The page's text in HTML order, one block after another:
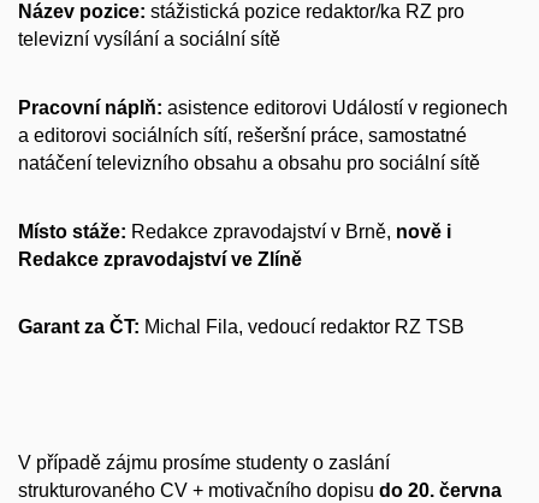
Název pozice: stážistická pozice redaktor/ka RZ pro
televizní vysílání a sociální sítě
Pracovní náplň: asistence editorovi Událostí v regionech
a editorovi sociálních sítí, rešeršní práce, samostatné
natáčení televizního obsahu a obsahu pro sociální sítě
Místo stáže: Redakce zpravodajství v Brně, nově i
Redakce zpravodajství ve Zlíně
Garant za ČT: Michal Fila, vedoucí redaktor RZ TSB
V případě zájmu prosíme studenty o zaslání
strukturovaného CV + motivačního dopisu do 20. června